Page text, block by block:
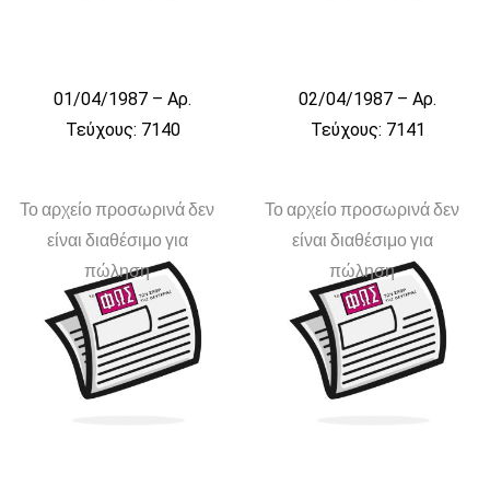
01/04/1987 – Αρ.
Τεύχους: 7140
02/04/1987 – Αρ.
Τεύχους: 7141
Το αρχείο προσωρινά δεν
είναι διαθέσιμο για
πώληση
Το αρχείο προσωρινά δεν
είναι διαθέσιμο για
πώληση